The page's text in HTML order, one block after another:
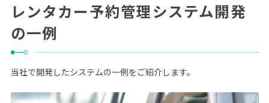
レンタカー予約管理システム開発
の一例
当社で開発したシステムの一例をご紹介します。